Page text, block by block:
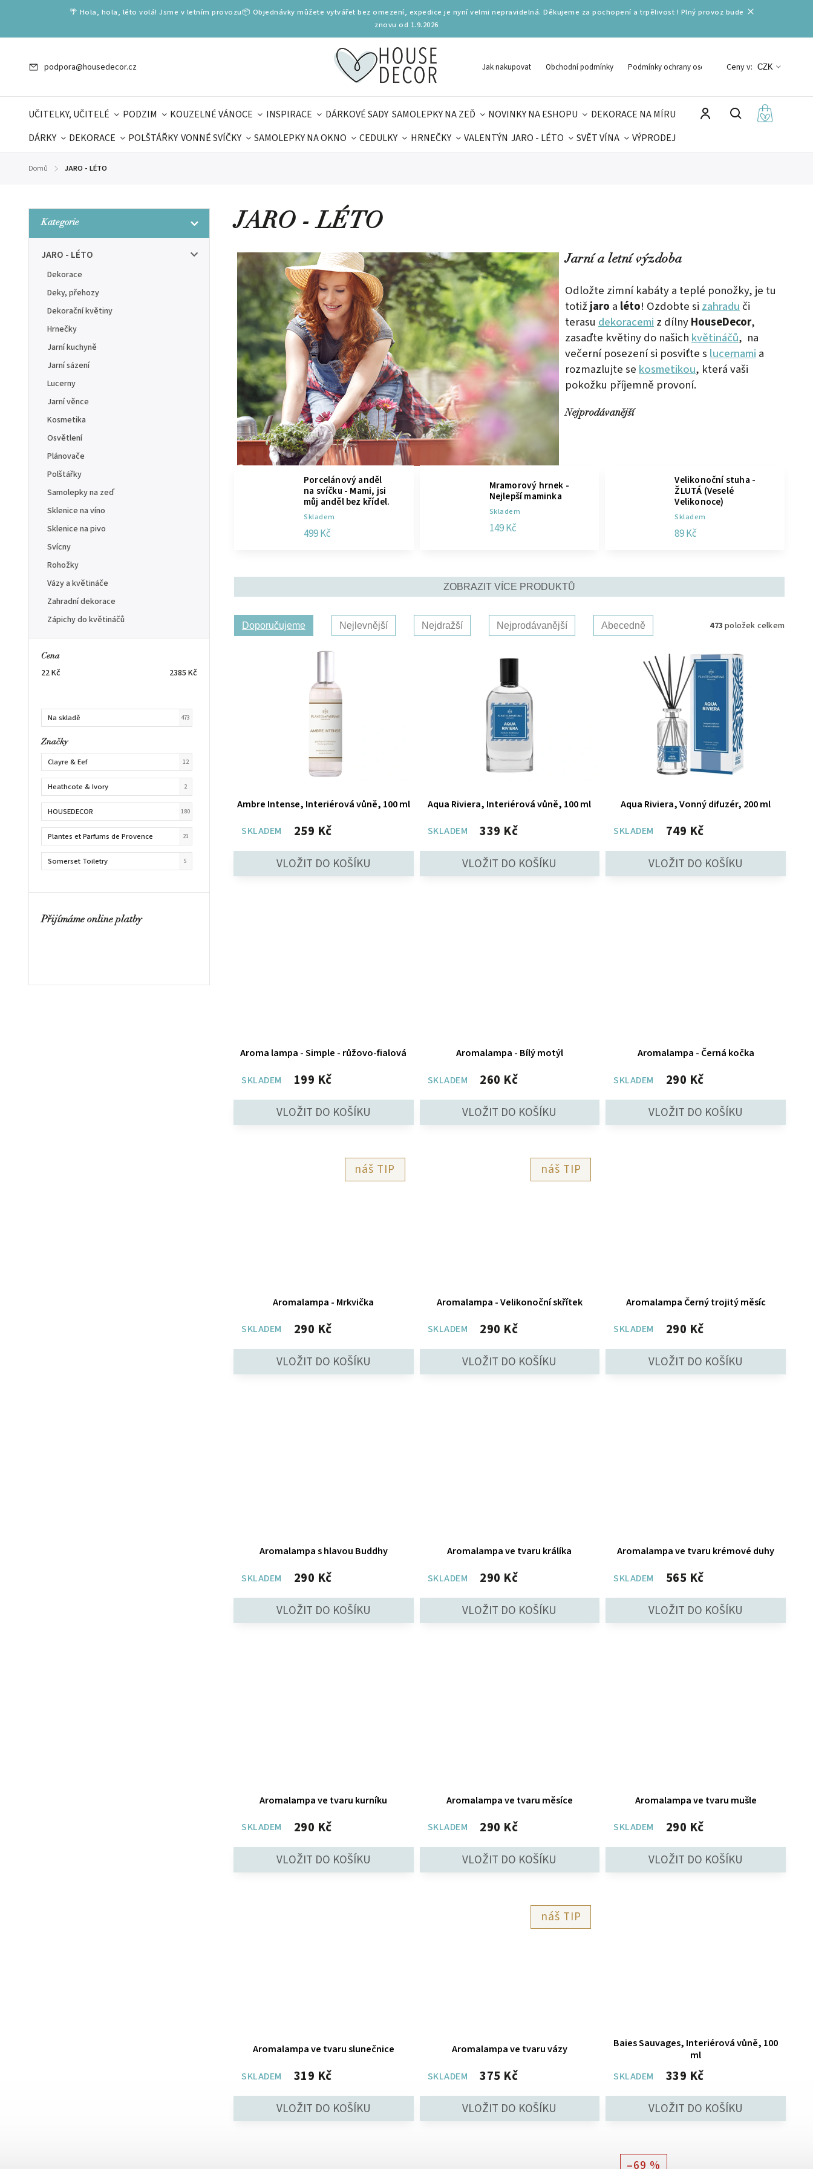
🌴 Hola, hola, léto volá! Jsme v letním provozu📦 Objednávky můžete vytvářet bez omezení, expedice je nyní velmi nepravidelná. Děkujeme za pochopení a trpělivost ! Plný provoz bude
znovu od 1.9.2026
podpora@housedecor.cz Jak nakupovat Obchodní podmínky Podmínky ochrany osobních údajů
Ceny v: CZK
UČITELKY, UČITELÉ PODZIM KOUZELNÉ VÁNOCE INSPIRACE DÁRKOVÉ SADY SAMOLEPKY NA ZEĎ NOVINKY NA ESHOPU
DEKORACE NA MÍRU
DÁRKY
DEKORACE POLŠTÁŘKY VONNÉ SVÍČKY SAMOLEPKY NA OKNO CEDULKY HRNEČKY VALENTÝN JARO - LÉTO SVĚT VÍNA
VÝPRODEJ
SLOVENSKÉ SPECIÁLY
Domů / JARO - LÉTO
Kategorie
JARO - LÉTO
Dekorace
Deky, přehozy
Dekorační květiny
Hrnečky
Jarní kuchyně
Jarní sázení
Lucerny
Jarní věnce
Kosmetika
Osvětlení
Plánovače
Polštářky
Samolepky na zeď
Sklenice na víno
Sklenice na pivo
Svícny
Rohožky
Vázy a květináče
Zahradní dekorace
Zápichy do květináčů
Cena
22Kč 2385 Kč
Na skladě 473
Značky
Clayre & Eef 12
Heathcote & Ivory 2
HOUSEDECOR 180
Plantes et Parfums de Provence 21
Somerset Toiletry 5
Přijímáme online platby
JARO - LÉTO
Jarní a letní výzdoba
Odložte zimní kabáty a teplé ponožky, je tu
totiž jaro a léto! Ozdobte si zahradu či
terasu dekoracemi z dílnyHouseDecor,
zasaďte květiny do našich květináčů, na
večerní posezení si posviťte s lucernami a
rozmazlujte se kosmetikou, která vaši
pokožku příjemně provoní.
Nejprodávanější
Porcelánový anděl
na svíčku - Mami, jsi
můj anděl bez křídel.
Skladem
499 Kč
Mramorový hrnek -
Nejlepší maminka
Skladem
149 Kč
Velikonoční stuha -
ŽLUTÁ (Veselé
Velikonoce)
Skladem
89 Kč
ZOBRAZIT VÍCE PRODUKTŮ
Doporučujeme Nejlevnější Nejdražší Nejprodávanější Abecedně 473 položek celkem
Ambre Intense, Interiérová vůně, 100 ml
SKLADEM 259 Kč
Aqua Riviera, Interiérová vůně, 100 ml
SKLADEM 339 Kč
Aqua Riviera, Vonný difuzér, 200 ml
SKLADEM 749 Kč
Aroma lampa - Simple - růžovo-fialová
SKLADEM 199 Kč
Aromalampa - Bílý motýl
SKLADEM 260 Kč
Aromalampa - Černá kočka
SKLADEM 290 Kč
TIP
Aromalampa - Mrkvička
SKLADEM 290 Kč
TIP
Aromalampa - Velikonoční skřítek
SKLADEM 290 Kč
Aromalampa Černý trojitý měsíc
SKLADEM 290 Kč
Aromalampa s hlavou Buddhy
SKLADEM 290 Kč
Aromalampa ve tvaru králíka
SKLADEM 290 Kč
Aromalampa ve tvaru krémové duhy
SKLADEM 565 Kč
Aromalampa ve tvaru kurníku
SKLADEM 290 Kč
Aromalampa ve tvaru měsíce
SKLADEM 290 Kč
Aromalampa ve tvaru mušle
SKLADEM 290 Kč
Aromalampa ve tvaru slunečnice
SKLADEM 319 Kč
TIP
Aromalampa ve tvaru vázy
SKLADEM 375 Kč
Baies Sauvages, Interiérová vůně, 100
ml
SKLADEM
339 Kč
–69 %